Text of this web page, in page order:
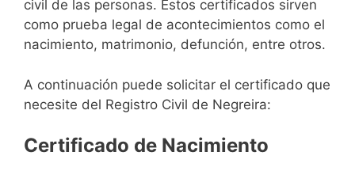
civil de las personas. Estos certificados sirven
como prueba legal de acontecimientos como el
nacimiento, matrimonio, defunción, entre otros.
A continuación puede solicitar el certificado que
necesite del Registro Civil de Negreira:
Certificado de Nacimiento